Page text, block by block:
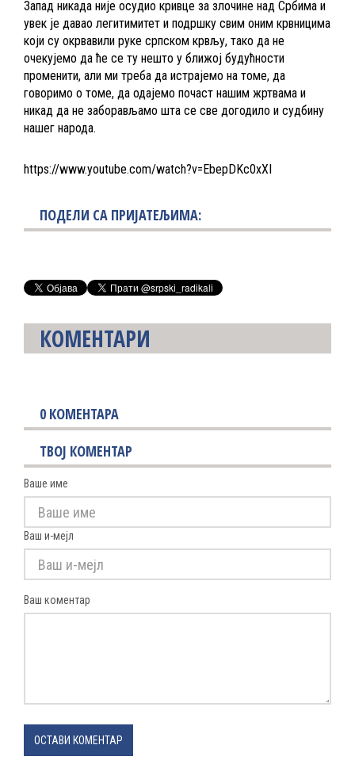
Запад никада није осудио кривце за злочине над Србима и
увек је давао легитимитет и подршку свим оним крвницима
који су окрвавили руке српском крвљу, тако да не
очекујемо да ће се ту нешто у ближој будућности
променити, али ми треба да истрајемо на томе, да
говоримо о томе, да одајемо почаст нашим жртвама и
никад да не заборављамо шта се све догодило и судбину
нашег народа.
https://www.youtube.com/watch?v=EbepDKc0xXI
ПОДЕЛИ СА ПРИЈАТЕЉИМА:
КОМЕНТАРИ
0 КОМЕНТАРА
ТВОЈ КОМЕНТАР
Ваше име
Ваш и-мејл
Ваш коментар
ОСТАВИ КОМЕНТАР